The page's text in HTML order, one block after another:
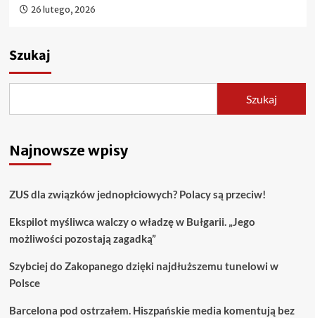
26 lutego, 2026
Szukaj
Szukaj
Najnowsze wpisy
ZUS dla związków jednopłciowych? Polacy są przeciw!
Ekspilot myśliwca walczy o władzę w Bułgarii. „Jego
możliwości pozostają zagadką”
Szybciej do Zakopanego dzięki najdłuższemu tunelowi w
Polsce
Barcelona pod ostrzałem. Hiszpańskie media komentują bez